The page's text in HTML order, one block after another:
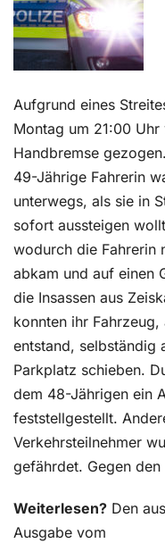
Aufgrund eines
Montag um 21:00
Handbremse
49-Jährige Fahrerin
unterwegs, als sie in
sofort aussteigen
wodurch die Fahrerin
abkam und auf einen
die Insassen aus
konnten ihr
entstand, selbständig
Parkplatz schieben.
dem 48-Jährigen ein
feststellgestellt.
Verkehrsteilnehmer
gefährdet. Gegen
Weiterlesen? Den
Ausgabe vom